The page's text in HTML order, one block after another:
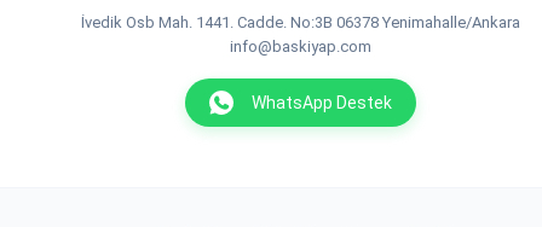
İvedik Osb Mah. 1441. Cadde. No:3B 06378 Yenimahalle/Ankara
info@baskiyap.com
WhatsApp Destek